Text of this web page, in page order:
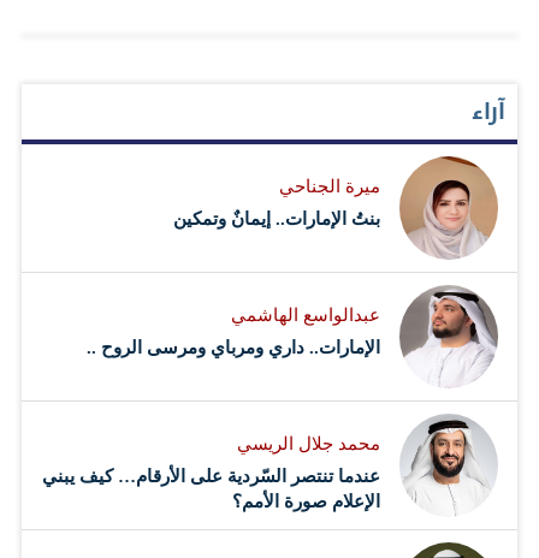
مختلف المجالات. وأكد صاحب السمو الشيخ محمد بن راشد
آل مكتوم، حرص دولة الإمارات على توثيق التعاون بين
حكومات العالم، بما يسهم في الارتقاء بالعمل الحكومي…
آراء
ميرة الجناحي
بنتُ الإمارات.. إيمانٌ وتمكين
عبدالواسع الهاشمي
الإمارات.. داري ومرباي ومرسى الروح ..
محمد جلال الريسي
عندما تنتصر السّردية على الأرقام… كيف يبني
الإعلام صورة الأمم؟